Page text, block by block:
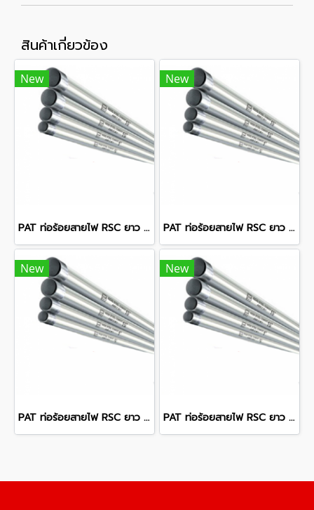
สินค้าเกี่ยวข้อง
New
PAT ท่อร้อยสายไฟ RSC ยาว 10 ฟุต 5 นิ้ว 6.22 มม.
New
PAT ท่อร้อยสายไฟ RSC ยาว 10 ฟุต 4 นิ้ว 5.72 มม.
New
PAT ท่อร้อยสายไฟ RSC ยาว 10 ฟุต 3 1/2 นิ้ว 5.46 มม.
New
PAT ท่อร้อยสายไฟ RSC ยาว 10 ฟุต 6 นิ้ว 6.76 มม.